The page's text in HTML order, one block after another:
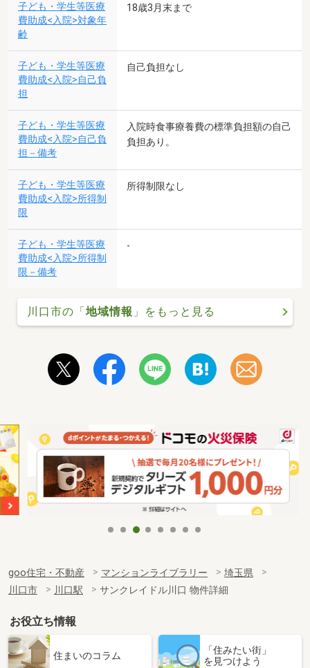
子ども・学生等医療
費助成<入院>対象年
齢
18歳3月末まで
子ども・学生等医療
費助成<入院>自己負
担
自己負担なし
子ども・学生等医療
費助成<入院>自己負
担－備考
入院時食事療養費の標準負担額の自己
負担あり。
子ども・学生等医療
費助成<入院>所得制
限
所得制限なし
子ども・学生等医療
費助成<入院>所得制
限－備考
-
川口市の「地域情報 」をもっと見る
goo住宅・不動産 マンションライブラリー
埼玉県
川口市
川口駅 サンクレイドル川口 物件詳細
お役立ち情報
住まいのコラム
「住みたい街」
を見つけよう